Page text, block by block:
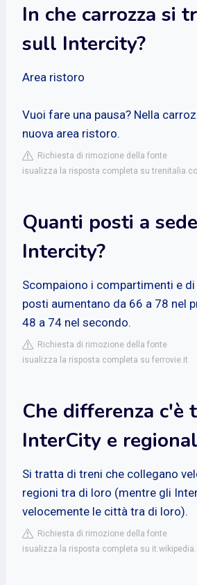
In che carrozza si
sull Intercity?
Area ristoro
Vuoi fare una pausa? Nella
nuova area ristoro.
Richiesta di rimozione della fonte
isualizza la risposta completa su
Quanti posti a
Intercity?
Scompaiono i compartimenti e
posti aumentano da 66 a 78 nel
48 a 74 nel secondo.
Richiesta di rimozione della fonte
isualizza la risposta completa su ferrovie.it
Che differenza c'è
InterCity e
Si tratta di treni che collegano
regioni tra di loro (mentre gli
velocemente le città tra di loro).
Richiesta di rimozione della fonte
isualizza la risposta completa su